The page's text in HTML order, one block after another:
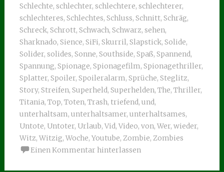
Schlechte, schlechter, schlechtere, schlechterer,
schlechteres, Schlechtes, Schluss, Schnitt, Schräg,
Schreck, Schrott, Schwach, Schwarz, sehen,
Sharknado, Sience, SiFi, Skurril, Slapstick, Solide,
Solider, solides, Sonne, Southside, Spaß, Spannend,
Spannung, Spionage, Spionagefilm, Spionagethriller,
Splatter, Spoiler, Spoileralarm, Sprüche, Steglitz,
Story, Streifen, Superheld, Superhelden, The, Thriller,
Titania, Top, Toten, Trash, triefend, und,
unterhaltsam, unterhaltsamer, unterhaltsames,
Untote, Untoter, Urlaub, Vid, Video, von, Wer, wieder,
Witz, Witzig, Woche, Youtube, Zombie, Zombies
Einen Kommentar hinterlassen